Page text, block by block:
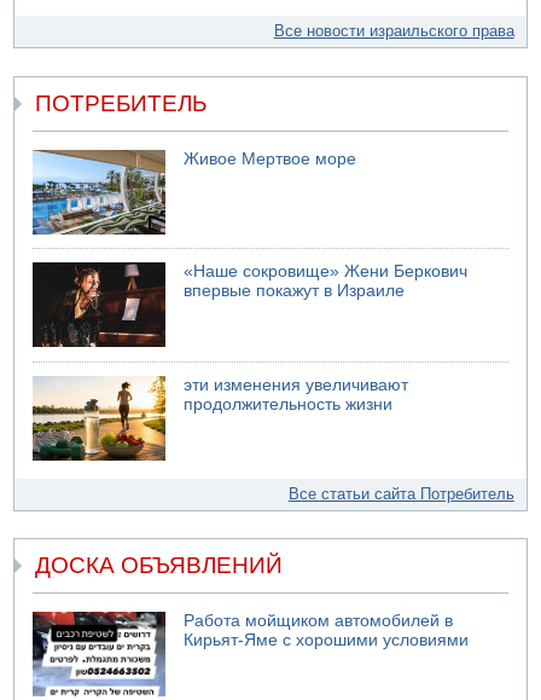
Тело мужчины обнаружено сегодня на открытой
Все новости израильского права
ПОТРЕБИТЕЛЬ
Живое Мертвое море
«Наше сокровище» Жени Беркович
впервые покажут в Израиле
эти изменения увеличивают
продолжительность жизни
Все статьи сайта Потребитель
ДОСКА ОБЪЯВЛЕНИЙ
Работа мойщиком автомобилей в
Кирьят-Яме с хорошими условиями